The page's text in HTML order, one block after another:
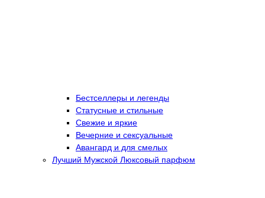
Бестселлеры и легенды
Статусные и стильные
Свежие и яркие
Вечерние и сексуальные
Авангард и для смелых
Лучший Мужской Люксовый парфюм